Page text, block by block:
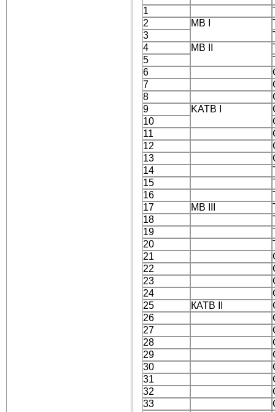
1
2
MB I
3
4
MB II
5
6
7
8
9
KATB I
10
11
12
13
14
15
16
17
МB III
18
19
20
21
22
23
24
25
КАТВ II
26
27
28
29
30
31
32
33